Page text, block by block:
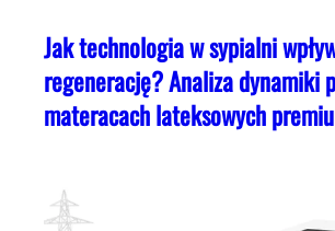
Jak technologia w sypialni
regenerację? Analiza dynamiki
materacach lateksowych